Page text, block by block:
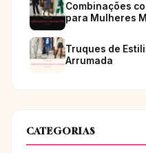
Combinações
para Mulheres
Truques de
Arrumada
CATEGORIAS